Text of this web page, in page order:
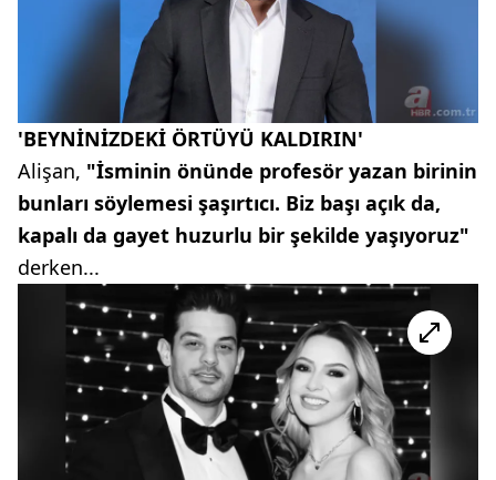
'BEYNİNİZDEKİ ÖRTÜYÜ KALDIRIN'
Alişan, "İsminin önünde profesör yazan birinin
bunları söylemesi şaşırtıcı. Biz başı açık da,
kapalı da gayet huzurlu bir şekilde yaşıyoruz"
derken...